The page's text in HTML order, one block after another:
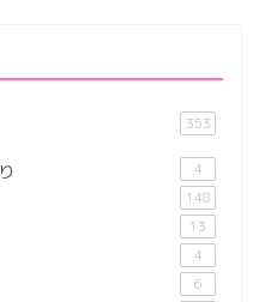
353
4
148
13
4
6